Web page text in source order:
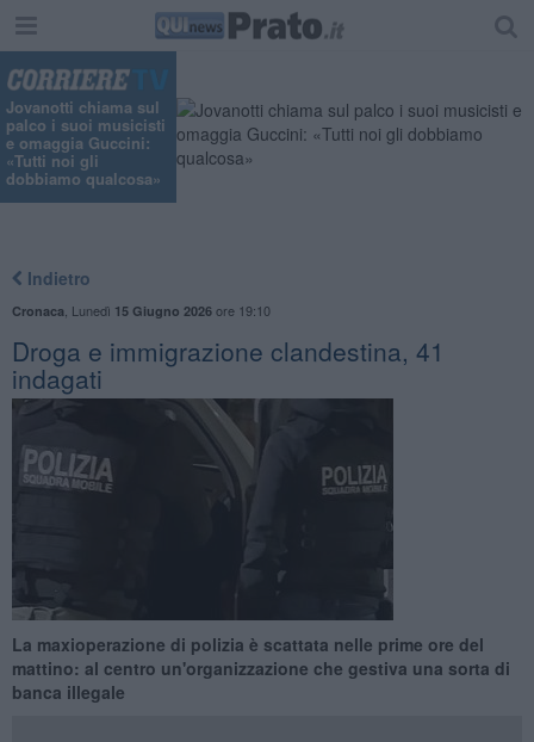
Jovanotti chiama sul
palco i suoi musicisti
e omaggia Guccini:
«Tutti noi gli
dobbiamo qualcosa»
Indietro
Cronaca Lunedì 15 Giugno 2026ore 19:10
Droga e immigrazione clandestina, 41
indagati
La maxioperazione di polizia è scattata nelle prime ore del
mattino: al centro un'organizzazione che gestiva una sorta di
banca illegale